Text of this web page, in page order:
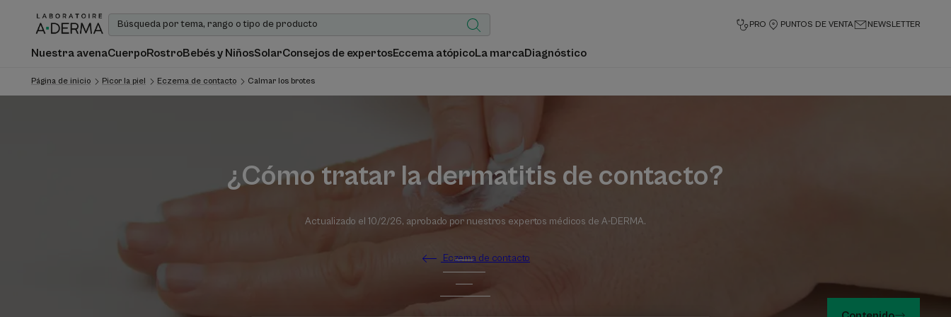
PRO PUNTOS DE VENTA NEWSLETTER
Nuestra avenaCuerpoRostroBebés y NiñosSolarConsejos de expertosEccema atópicoLa marcaDiagnóstico
Página de inicio Picor la piel Eczema de contacto Calmar los brotes
¿Cómo tratar la dermatitis de contacto?
Actualizado el 10/2/26, aprobado por nuestros expertos médicos de A-DERMA.
Eczema de contacto